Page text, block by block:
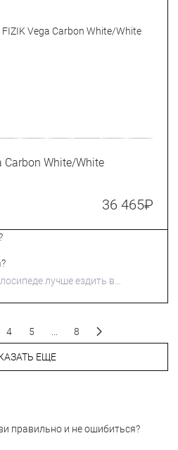
Carbon White/White
36 465₽
лучше ездить в
ЕЩЕ
4 5 8